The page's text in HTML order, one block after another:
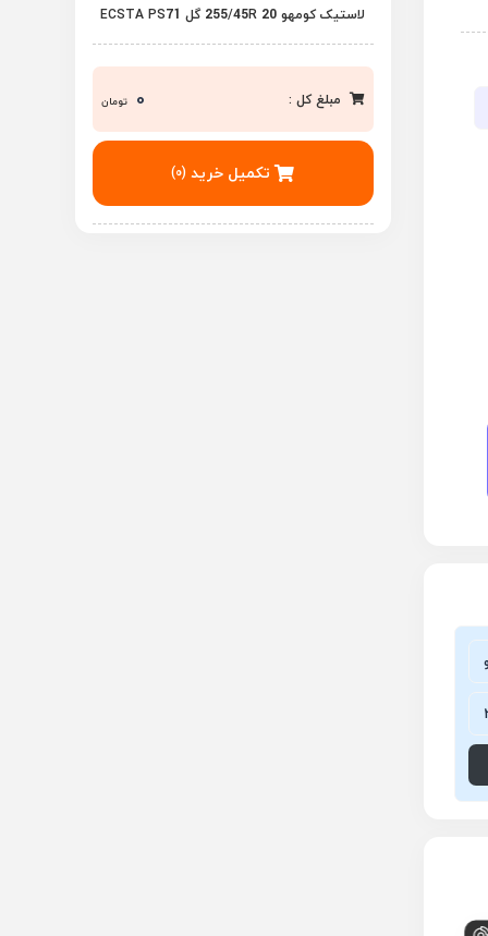
لاستیک کومهو 255/45R 20 گل ECSTA PS71
مبلغ کل : 0 تومان
تکمیل خرید (0)